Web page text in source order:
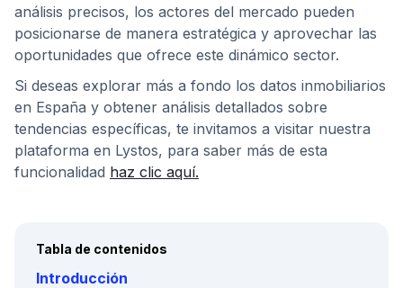
análisis precisos, los actores del mercado pueden
posicionarse de manera estratégica y aprovechar las
oportunidades que ofrece este dinámico sector.
Si deseas explorar más a fondo los datos inmobiliarios
en España y obtener análisis detallados sobre
tendencias específicas, te invitamos a visitar nuestra
plataforma en Lystos, para saber más de esta
funcionalidad haz clic aquí.
Tabla de contenidos
Introducción